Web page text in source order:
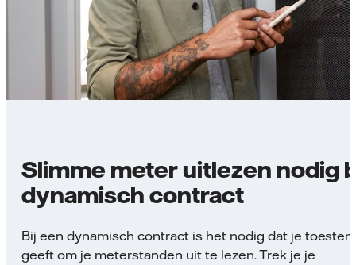
Slimme meter uitlezen nodig
dynamisch contract
Bij een dynamisch contract is het nodig dat je
geeft om je meterstanden uit te lezen. Trek je je